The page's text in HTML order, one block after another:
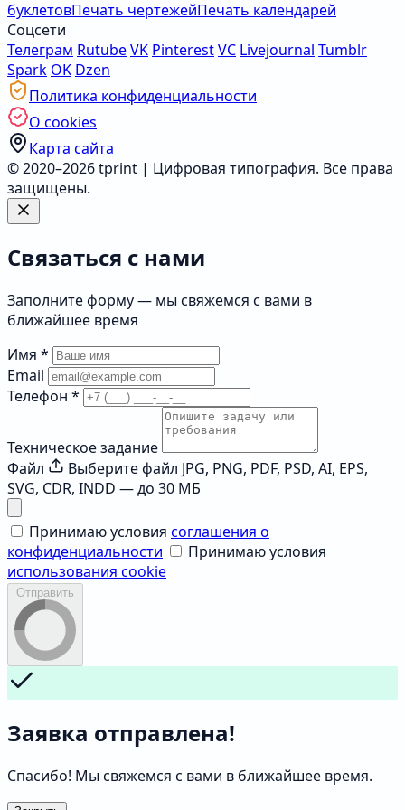
буклетовПечать чертежейПечать календарей
Соцсети
Телеграм RutubeVK PinterestVC Livejournal Tumblr
Spark OK Dzen
Политика конфиденциальности
О cookies
Карта сайта
© 2020–2026 tprint | Цифровая типография. Все права
защищены.
Связаться с нами
Заполните форму — мы свяжемся с вами в
ближайшее время
Имя *
Email
Телефон *
Техническое задание
Файл
Выберите файл JPG, PNG, PDF, PSD, AI, EPS,
SVG, CDR, INDD — до 30 МБ
Принимаю условия соглашения о
конфиденциальности
Принимаю условия
использования cookie
Отправить
Заявка отправлена!
Спасибо! Мы свяжемся с вами в ближайшее время.